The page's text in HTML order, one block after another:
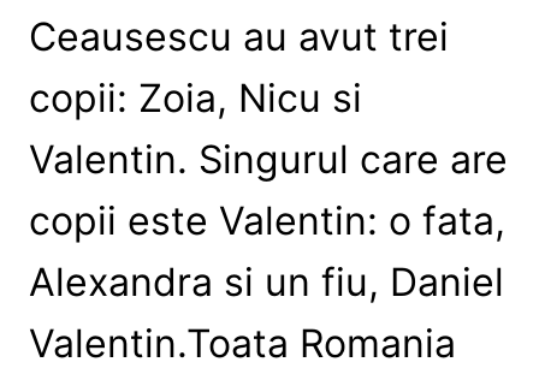
Ceausescu au avut trei
copii: Zoia, Nicu si
Valentin. Singurul care are
copii este Valentin: o fata,
Alexandra si un fiu, Daniel
Valentin.Toata Romania